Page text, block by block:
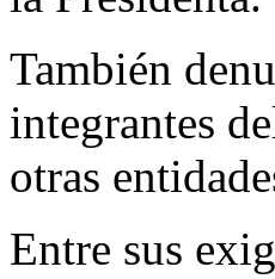
También
integrantes
otras
Entre sus